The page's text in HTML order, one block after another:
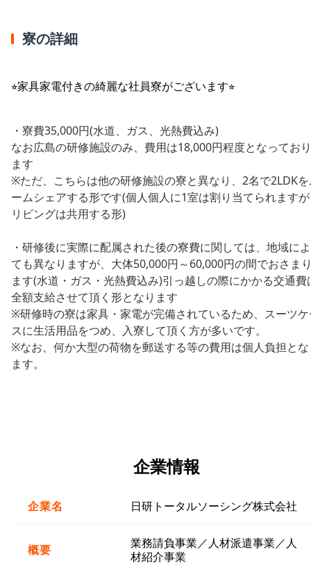
寮の詳細
⭐︎家具家電付きの綺麗な社員寮がございます⭐︎
・寮費35,000円(水道、ガス、光熱費込み)
なお広島の研修施設のみ、費用は18,000円程度となっており
ます
※ただ、こちらは他の研修施設の寮と異なり、2名で2LDK
ームシェアする形です(個人個人に1室は割り当てられます
リビングは共用する形)
・研修後に実際に配属された後の寮費に関しては、地域に
ても異なりますが、大体50,000円～60,000円の間でおさま
ます(水道・ガス・光熱費込み)引っ越しの際にかかる交通費
全額支給させて頂く形となります
※研修時の寮は家具・家電が完備されているため、スーツ
スに生活用品をつめ、入寮して頂く方が多いです。
※なお、何か大型の荷物を郵送する等の費用は個人負担と
ます。
企業情報
企業名 日研トータルソーシング株式会社
概要
業務請負事業／人材派遣事業／人
材紹介事業